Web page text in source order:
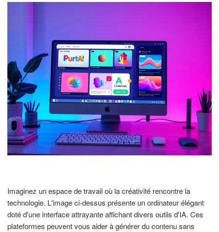
Imaginez un espace de travail où la créativité rencontre la
technologie. L'image ci-dessus présente un ordinateur élégant
doté d'une interface attrayante affichant divers outils d'IA. Ces
plateformes peuvent vous aider à générer du contenu sans